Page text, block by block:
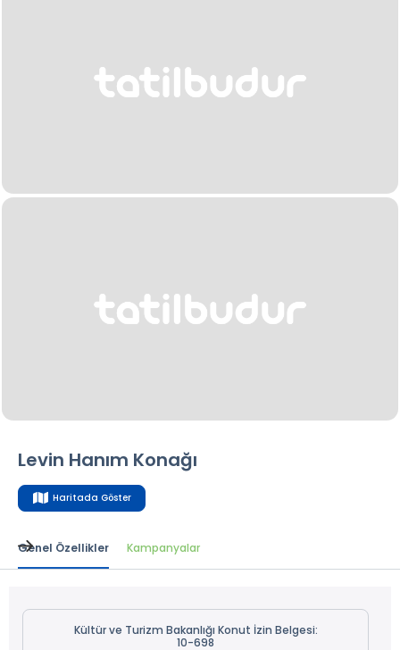
Levin Hanım Konağı
Haritada Göster
Genel Özellikler Kampanyalar
Kültür ve Turizm Bakanlığı Konut İzin Belgesi:
10-698